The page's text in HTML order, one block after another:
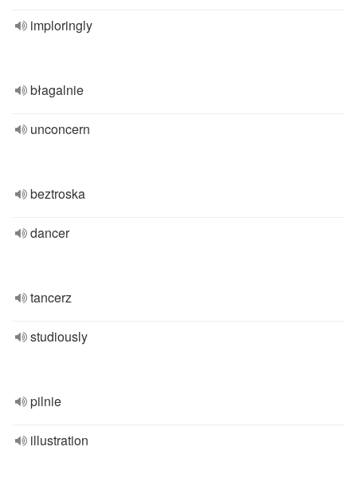
imploringly
błagalnie
unconcern
beztroska
dancer
tancerz
studiously
pilnie
illustration